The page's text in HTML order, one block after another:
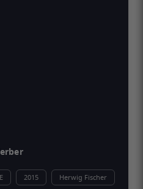
2015 Herwig Fischer